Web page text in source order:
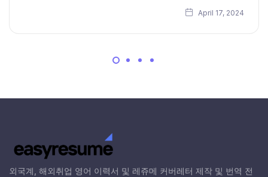
April 17, 2024
외국계, 해외취업 영어 이력서 및 레쥬메 커버레터 제작 및 번역 전